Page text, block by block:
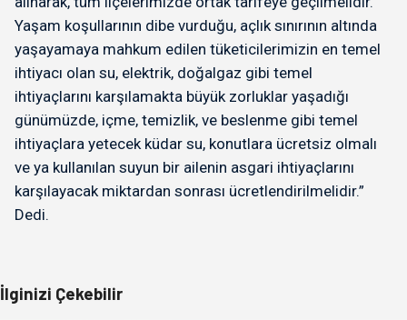
Yaşam koşullarının dibe vurduğu, açlık sınırının altında
yaşayamaya mahkum edilen tüketicilerimizin en temel
ihtiyacı olan su, elektrik, doğalgaz gibi temel
ihtiyaçlarını karşılamakta büyük zorluklar yaşadığı
günümüzde, içme, temizlik, ve beslenme gibi temel
ihtiyaçlara yetecek küdar su, konutlara ücretsiz olmalı
ve ya kullanılan suyun bir ailenin asgari ihtiyaçlarını
karşılayacak miktardan sonrası ücretlendirilmelidir.”
Dedi.
İlginizi Çekebilir